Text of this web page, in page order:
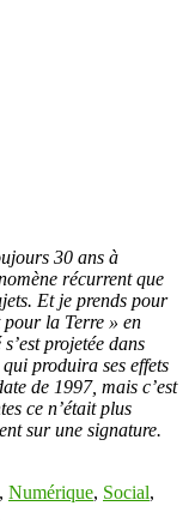
30 ans à
récurrent que
Et je prends pour
pour la Terre » en
projetée dans
produira ses effets
de 1997, mais c’est
ce n’était plus
sur une signature.
, Numérique, Social,